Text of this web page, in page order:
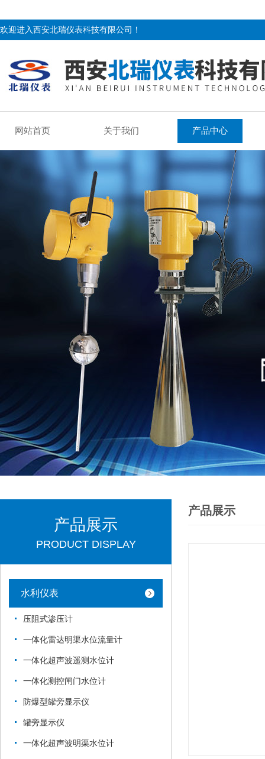
欢迎进入西安北瑞仪表科技有限公司！
网站首页 关于我们 产品中心
产品展示
PRODUCT DISPLAY
水利仪表
压阻式渗压计
一体化雷达明渠水位流量计
一体化超声波遥测水位计
一体化测控闸门水位计
防爆型罐旁显示仪
罐旁显示仪
一体化超声波明渠水位计
产品展示